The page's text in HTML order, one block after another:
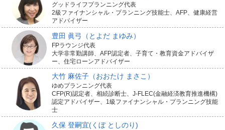
グッドライフプランニング代表
2級ファイナンシャル・プランニング技能士、AFP、健康経営
アドバイザー
豊田 眞弓 （とよだ まゆみ）
FPラウンジ代表
大学非常勤講師、AFP認定者、子育て・教育資金アドバイザ
ー、住宅ローンアドバイザー
大竹 麻佐子 （おおたけ まさこ）
ゆめプランニング代表
CFP(R)認定者、相続診断士、J-FLEC(金融経済教育推進機構)
認定アドバイザー、1級ファイナンシャル・プランニング技能
士
久保 登嗣宜(くぼ としのり)